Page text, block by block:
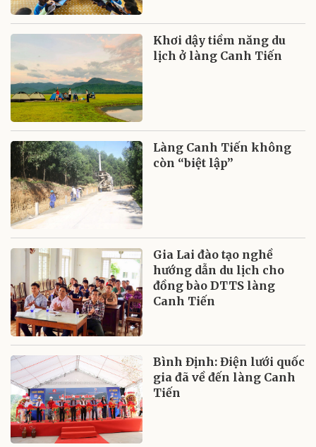
Khơi dậy tiềm năng du
lịch ở làng Canh Tiến
Làng Canh Tiến không
còn “biệt lập”
Gia Lai đào tạo nghề
hướng dẫn du lịch cho
đồng bào DTTS làng
Canh Tiến
Bình Định: Điện lưới quốc
gia đã về đến làng Canh
Tiến